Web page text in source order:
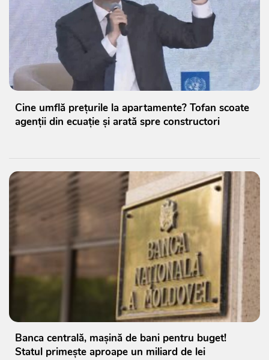
Cine umflă prețurile la apartamente? Tofan scoate
agenții din ecuație și arată spre constructori
Banca centrală, mașină de bani pentru buget!
Statul primește aproape un miliard de lei